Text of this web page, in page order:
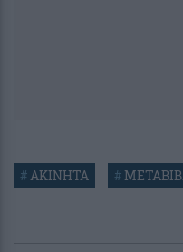
# ΑΚΙΝΗΤΑ #